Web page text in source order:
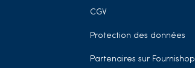
CGV
Protection des données
Partenaires sur Fournishop